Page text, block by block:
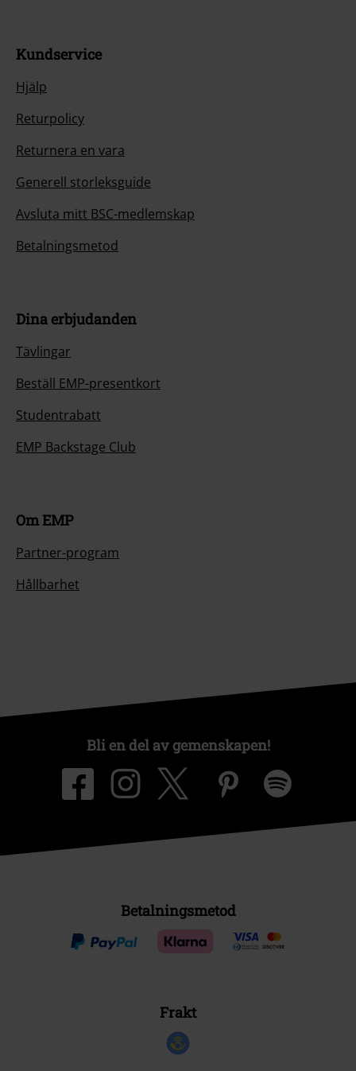
Kundservice
Hjälp
Returpolicy
Returnera en vara
Generell storleksguide
Avsluta mitt BSC-medlemskap
Betalningsmetod
Dina erbjudanden
Tävlingar
Beställ EMP-presentkort
Studentrabatt
EMP Backstage Club
Om EMP
Partner-program
Hållbarhet
Bli en del av gemenskapen!
Betalningsmetod
Frakt